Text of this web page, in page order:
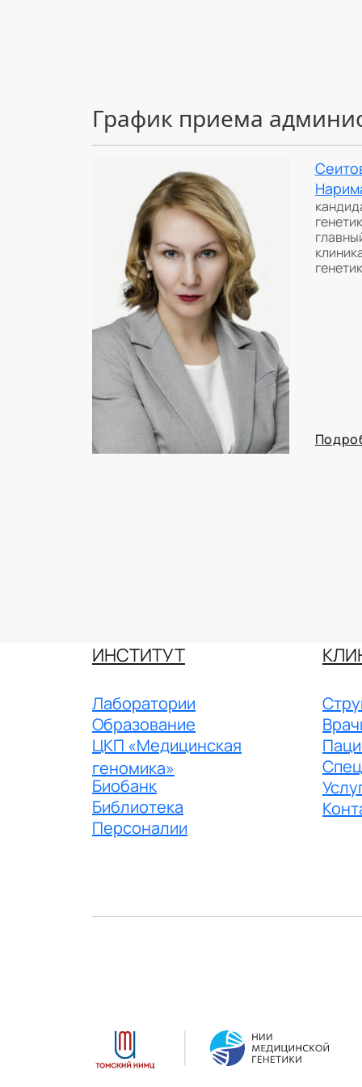
График приема
ИНСТИТУТ
Лаборатории
Образование
ЦКП «Медицинская
геномика»
Биобанк
Библиотека
Персоналии